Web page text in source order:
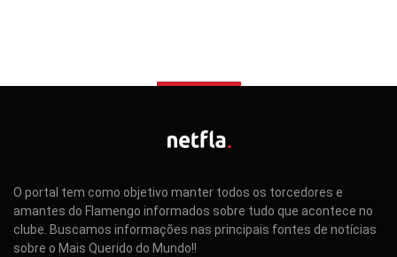
O portal tem como objetivo manter todos os torcedores e
amantes do Flamengo informados sobre tudo que acontece no
clube. Buscamos informações nas principais fontes de notícias
sobre o Mais Querido do Mundo!!